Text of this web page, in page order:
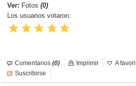
Un día como hoy
Galerías
Ver: Fotos (0)
Los usuarios votaron:
Comentarios (0) Imprimir
A
Suscribirse